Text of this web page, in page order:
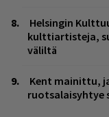
Helsingin
kulttiartisteja,
väliltä
Kent mainittu,
ruotsalaisyhtye